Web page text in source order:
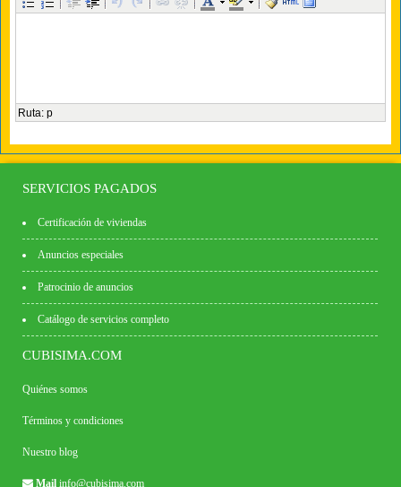
Ruta: p
SERVICIOS PAGADOS
Certificación de viviendas
Anuncios especiales
Patrocinio de anuncios
Catálogo de servicios completo
CUBISIMA.COM
Quiénes somos
Términos y condiciones
Nuestro blog
Mail info@cubisima.com